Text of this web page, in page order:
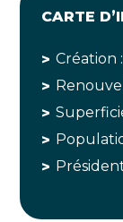
CARTE
Création